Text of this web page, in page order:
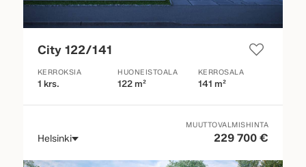
City 122/141
KERROKSIA
1 krs.
HUONEISTOALA
122 m²
KERROSALA
141 m²
Helsinki
MUUTTOVALMISHINTA
229 700 €